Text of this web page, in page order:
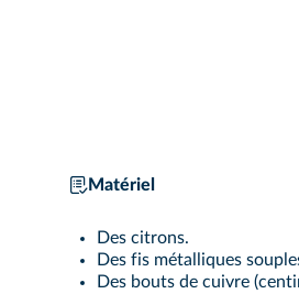
Matériel
Des citrons.
Des fis métalliques
Des bouts de cuivre